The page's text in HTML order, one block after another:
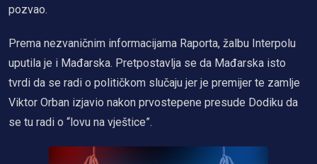
pozvao.
Prema nezvaničnim informacijama Raporta, žalbu Interpolu
uputila je i Mađarska. Pretpostavlja se da Mađarska isto
tvrdi da se radi o političkom slučaju jer je premijer te zamlje
Viktor Orban izjavio nakon prvostepene presude Dodiku da
se tu radi o “lovu na vještice”.